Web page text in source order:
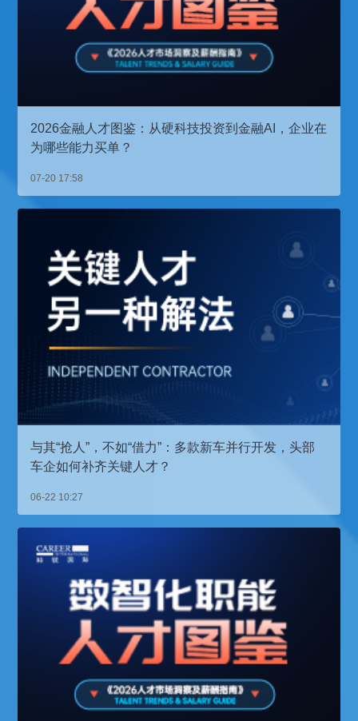
2026金融人才图鉴：从硬科技投资到金融AI，企业在
为哪些能力买单？
07-20 17:58
与其“抢人”，不如“借力”：多款新车并行开发，头部
车企如何补齐关键人才？
06-22 10:27